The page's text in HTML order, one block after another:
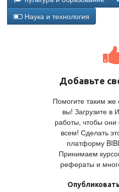
Наука и технология
Добавьте
Помогите таким же
вы! Загрузите в
работы, чтобы они
всем! Сделать
платформу
Принимаем
рефераты и